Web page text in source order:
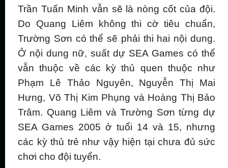
Trần Tuấn Minh vẫn sẽ là nòng cốt của đội.
Do Quang Liêm không thi cờ tiêu chuẩn,
Trường Sơn có thể sẽ phải thi hai nội dung.
Ở nội dung nữ, suất dự SEA Games có thể
vẫn thuộc về các kỳ thủ quen thuộc như
Phạm Lê Thảo Nguyên, Nguyễn Thị Mai
Hưng, Võ Thị Kim Phụng và Hoàng Thị Bảo
Trâm. Quang Liêm và Trường Sơn từng dự
SEA Games 2005 ở tuổi 14 và 15, nhưng
các kỳ thủ trẻ như vậy hiện tại chưa đủ sức
chơi cho đội tuyển.